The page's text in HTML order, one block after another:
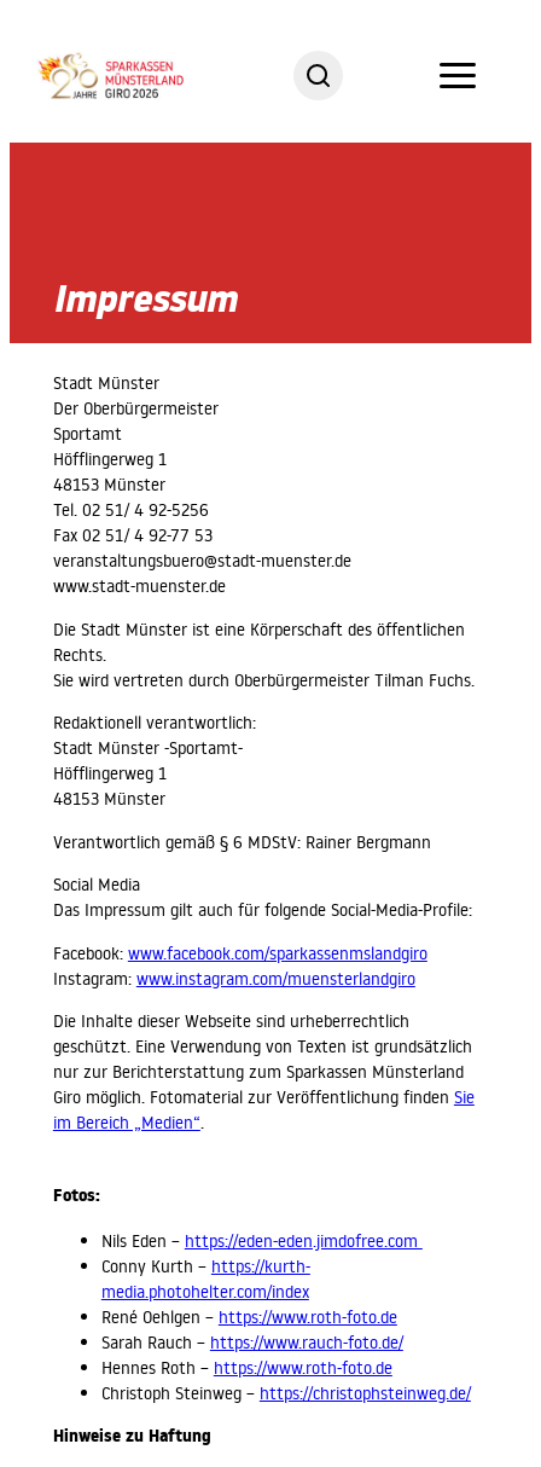
springen
Impressum
Stadt Münster
Der Oberbürgermeister
Sportamt
Höfflingerweg 1
48153 Münster
Tel. 02 51/ 4 92-5256
Fax 02 51/ 4 92-77 53
veranstaltungsbuero@stadt-muenster.de
www.stadt-muenster.de
Die Stadt Münster ist eine Körperschaft des öffentlichen
Rechts.
Sie wird vertreten durch Oberbürgermeister Tilman Fuchs.
Redaktionell verantwortlich:
Stadt Münster -Sportamt-
Höfflingerweg 1
48153 Münster
Verantwortlich gemäß § 6 MDStV: Rainer Bergmann
Social Media
Das Impressum gilt auch für folgende Social-Media-Profile:
Facebook: www.facebook.com/sparkassenmslandgiro
Instagram: www.instagram.com/muensterlandgiro
Die Inhalte dieser Webseite sind urheberrechtlich
geschützt. Eine Verwendung von Texten ist grundsätzlich
nur zur Berichterstattung zum Sparkassen Münsterland
Giro möglich. Fotomaterial zur Veröffentlichung finden Sie
im Bereich „Medien“.
Fotos:
Nils Eden – https://eden-eden.jimdofree.com
Conny Kurth – https://kurth-
media.photohelter.com/index
René Oehlgen – https://www.roth-foto.de
Sarah Rauch – https://www.rauch-foto.de/
Hennes Roth – https://www.roth-foto.de
Christoph Steinweg – https://christophsteinweg.de/
Hinweise zu Haftung